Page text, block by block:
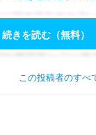
続きを読む（無料）
この投稿者のすべ